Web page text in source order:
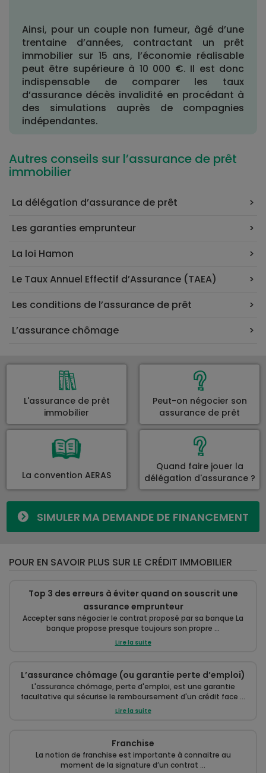
Ainsi, pour un couple non fumeur, âgé d’une
trentaine d’années, contractant un prêt
immobilier sur 15 ans, l’économie réalisable
peut être supérieure à 10 000 €. Il est donc
indispensable de comparer les taux
d’assurance décès invalidité en procédant à
des simulations auprès de compagnies
indépendantes.
Autres conseils sur l’assurance de prêt
immobilier
La délégation d’assurance de prêt
Les garanties emprunteur
La loi Hamon
Le Taux Annuel Effectif d’Assurance (TAEA)
Les conditions de l’assurance de prêt
L’assurance chômage
L'assurance de prêt
immobilier
Peut-on négocier son
assurance de prêt
La convention AERAS
Quand faire jouer la
délégation d'assurance ?
SIMULER MA DEMANDE DE FINANCEMENT
POUR EN SAVOIR PLUS SUR LE CRÉDIT IMMOBILIER
Top 3 des erreurs à éviter quand on souscrit une
assurance emprunteur
Accepter sans négocier le contrat proposé par sa banque La
banque propose presque toujours son propre ...
Lire la suite
L’assurance chômage (ou garantie perte d’emploi)
L'assurance chômage, perte d'emploi, est une garantie
facultative qui sécurise le remboursement d'un crédit face ...
Lire la suite
Franchise
La notion de franchise est importante à connaitre au
moment de la signature d’un contrat ...